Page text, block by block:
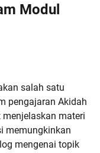
Modul
salah satu
pengajaran Akidah
materi
memungkinkan
mengenai topik